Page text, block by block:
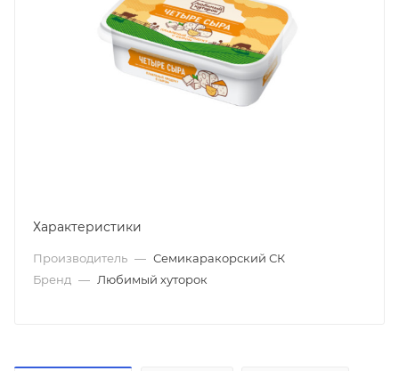
Характеристики
Производитель — Семикаракорский СК
Бренд — Любимый хуторок